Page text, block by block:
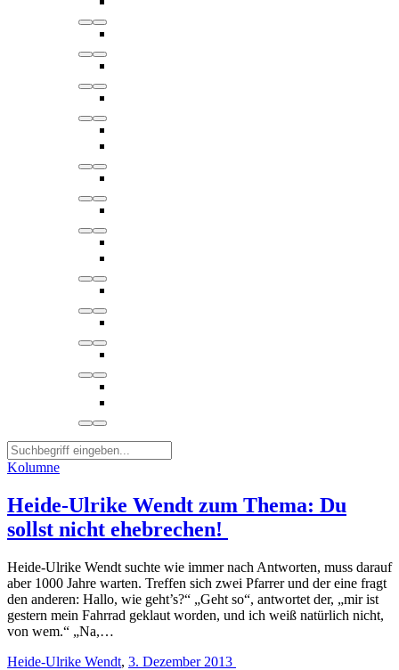
Kolumne
Heide-Ulrike Wendt zum Thema: Du
sollst nicht ehebrechen!
Heide-Ulrike Wendt suchte wie immer nach Antworten, muss darauf
aber 1000 Jahre warten. Treffen sich zwei Pfarrer und der eine fragt
den anderen: Hallo, wie geht’s?“ „Geht so“, antwortet der, „mir ist
gestern mein Fahrrad geklaut worden, und ich weiß natürlich nicht,
von wem.“ „Na,…
Heide-Ulrike Wendt, 3. Dezember 2013